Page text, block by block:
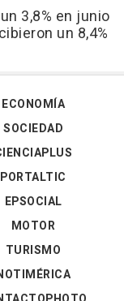
3,8% en junio
un 8,4%
ECONOMÍA
SOCIEDAD
PORTALTIC
EPSOCIAL
MOTOR
TURISMO